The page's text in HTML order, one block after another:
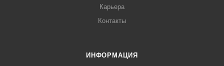
Карьера
Контакты
ИНФОРМАЦИЯ